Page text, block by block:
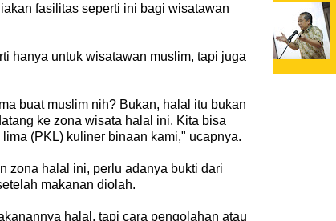
fasilitas seperti ini bagi wisatawan
hanya untuk wisatawan muslim, tapi juga
buat muslim nih? Bukan, halal itu bukan
ke zona wisata halal ini. Kita bisa
(PKL) kuliner binaan kami," ucapnya.
zona halal ini, perlu adanya bukti dari
makanan diolah.
halal, tapi cara pengolahan atau